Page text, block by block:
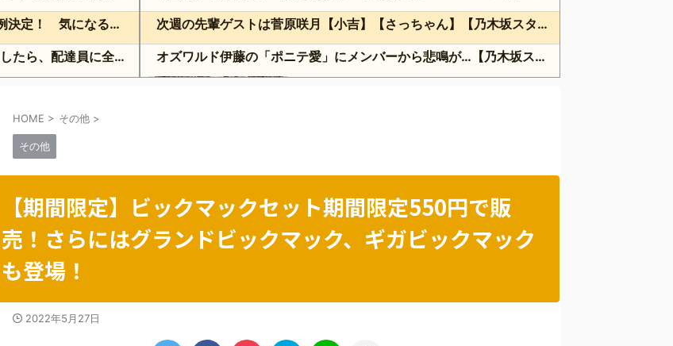
「VIVANT」第9話前 超異例編成229分異例決定！ 気になる「裏の裏」黒須（松坂桃李）飛び交う考察
ダブルヒガシの東がUber Eatsでお寿司を注文したら、配達員に全て食べられる!?
Powered by livedoor 相互RSS
次週の先輩ゲストは菅原咲月【小吉】【さっちゃん】【乃木坂スター誕生！SIX】【乃木坂46】
オズワルド伊藤の「ポニテ愛」にメンバーから悲鳴が…【乃木坂スター誕生！SIX】【乃木坂46】
HOME > その他 >
その他
【期間限定】ビックマックセット期間限定550円で販
売！さらにはグランドビックマック、ギガビックマック
も登場！
2022年5月27日